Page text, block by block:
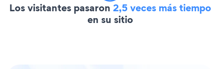
Los visitantes pasaron 2,5 veces más tiempo
en su sitio